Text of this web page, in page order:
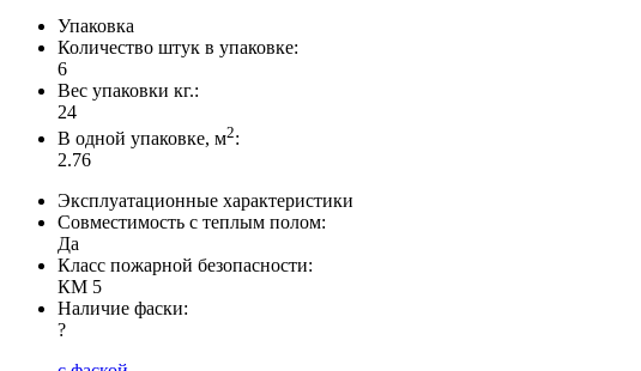
Упаковка
Количество штук в упаковке:
6
Вес упаковки кг.:
24
В одной упаковке, м2:
2.76
Эксплуатационные характеристики
Совместимость с теплым полом:
Да
Класс пожарной безопасности:
КМ 5
Наличие фаски:
?